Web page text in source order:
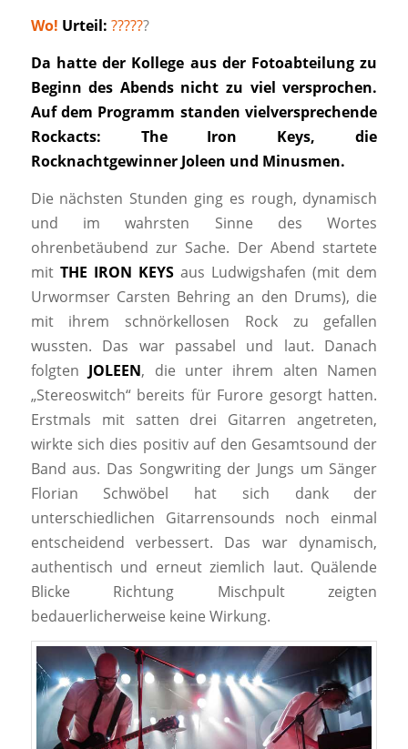
Wo! Urteil: ??????
Da hatte der Kollege aus der Fotoabteilung zu
Beginn des Abends nicht zu viel versprochen.
Auf dem Programm standen vielversprechende
Rockacts: The Iron Keys, die
Rocknachtgewinner Joleen und Minusmen.
Die nächsten Stunden ging es rough, dynamisch
und im wahrsten Sinne des Wortes
ohrenbetäubend zur Sache. Der Abend startete
mit THE IRON KEYSaus Ludwigshafen (mit dem
Urwormser Carsten Behring an den Drums), die
mit ihrem schnörkellosen Rock zu gefallen
wussten. Das war passabel und laut. Danach
folgten JOLEEN, die unter ihrem alten Namen
„Stereoswitch“ bereits für Furore gesorgt hatten.
Erstmals mit satten drei Gitarren angetreten,
wirkte sich dies positiv auf den Gesamtsound der
Band aus. Das Songwriting der Jungs um Sänger
Florian Schwöbel hat sich dank der
unterschiedlichen Gitarrensounds noch einmal
entscheidend verbessert. Das war dynamisch,
authentisch und erneut ziemlich laut. Quälende
Blicke Richtung Mischpult zeigten
bedauerlicherweise keine Wirkung.